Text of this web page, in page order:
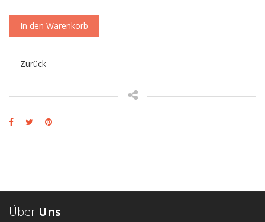
In den Warenkorb
Zurück
Über Uns